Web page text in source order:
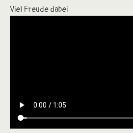
Viel Freude dabei